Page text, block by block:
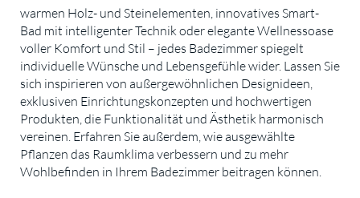
warmen Holz- und Steinelementen, innovatives Smart-
Bad mit intelligenter Technik oder elegante Wellnessoase
voller Komfort und Stil – jedes Badezimmer spiegelt
individuelle Wünsche und Lebensgefühle wider. Lassen Sie
sich inspirieren von außergewöhnlichen Designideen,
exklusiven Einrichtungskonzepten und hochwertigen
Produkten, die Funktionalität und Ästhetik harmonisch
vereinen. Erfahren Sie außerdem, wie ausgewählte
Pflanzen das Raumklima verbessern und zu mehr
Wohlbefinden in Ihrem Badezimmer beitragen können.